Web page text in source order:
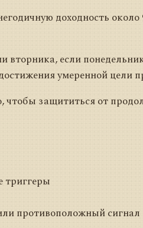
доходность
вторника, если
умеренной цели
защититься от
триггеры
противоположный сигнал